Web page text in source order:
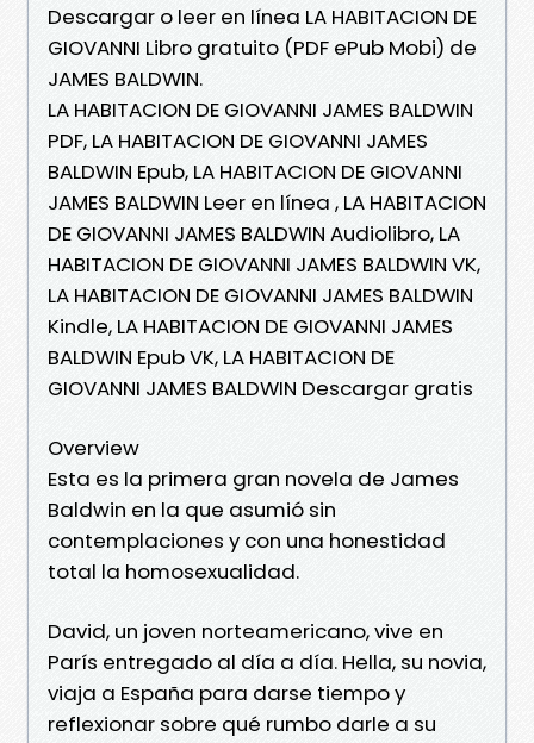
Descargar o leer en línea LA HABITACION DE
GIOVANNI Libro gratuito (PDF ePub Mobi) de
JAMES BALDWIN.
LA HABITACION DE GIOVANNI JAMES BALDWIN
PDF, LA HABITACION DE GIOVANNI JAMES
BALDWIN Epub, LA HABITACION DE GIOVANNI
JAMES BALDWIN Leer en línea , LA HABITACION
DE GIOVANNI JAMES BALDWIN Audiolibro, LA
HABITACION DE GIOVANNI JAMES BALDWIN VK,
LA HABITACION DE GIOVANNI JAMES BALDWIN
Kindle, LA HABITACION DE GIOVANNI JAMES
BALDWIN Epub VK, LA HABITACION DE
GIOVANNI JAMES BALDWIN Descargar gratis
Overview
Esta es la primera gran novela de James
Baldwin en la que asumió sin
contemplaciones y con una honestidad
total la homosexualidad.
David, un joven norteamericano, vive en
París entregado al día a día. Hella, su novia,
viaja a España para darse tiempo y
reflexionar sobre qué rumbo darle a su